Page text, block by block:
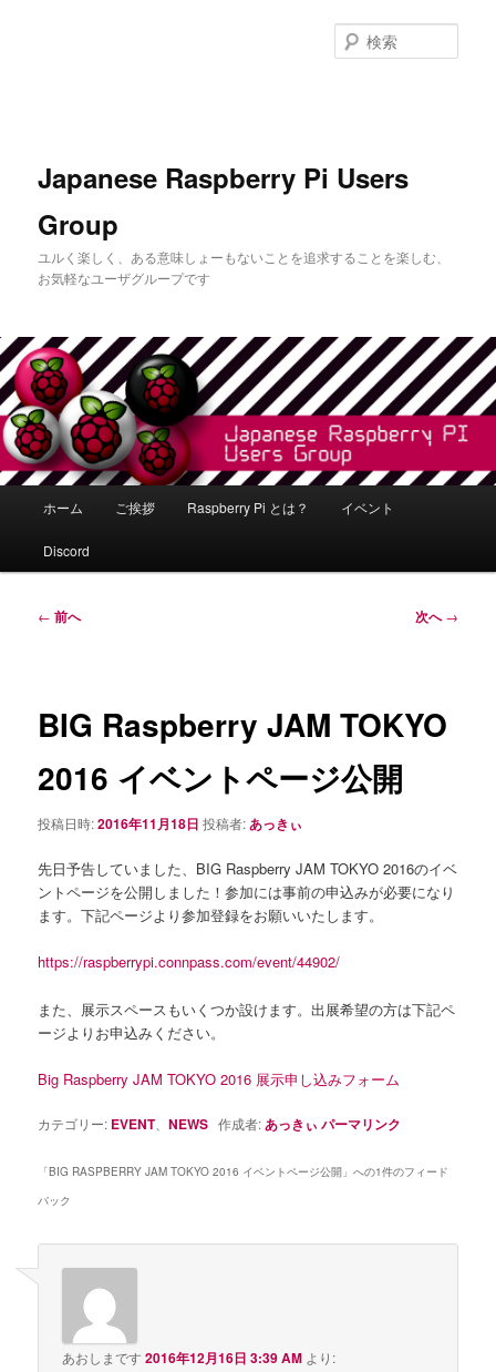
Japanese Raspberry Pi Users
Group
ユルく楽しく、ある意味しょーもないことを追求することを楽しむ、
お気軽なユーザグループです
索
メ
ホーム ご挨拶 Raspberry Pi とは？ イベント
Discord
投
ー
ョ
← 前へ 次へ→
BIG Raspberry JAM TOKYO
2016 イベントページ公開
投稿日時:2016年11月18日 投稿者:あっきぃ
先日予告していました、BIG Raspberry JAM TOKYO 2016のイベ
ントページを公開しました！参加には事前の申込みが必要になり
ます。下記ページより参加登録をお願いいたします。
https://raspberrypi.connpass.com/event/44902/
また、展示スペースもいくつか設けます。出展希望の方は下記ペ
ージよりお申込みください。
Big Raspberry JAM TOKYO 2016 展示申し込みフォーム
カテゴリー: EVENT、NEWS 作成者:あっきぃ パーマリンク
「BIG RASPBERRY JAM TOKYO 2016 イベントページ公開 」への1件のフィード
バック
あおしまです 2016年12月16日 3:39 AM より: